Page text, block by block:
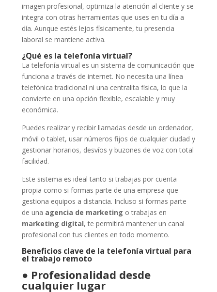
imagen profesional, optimiza la atención al cliente y se
integra con otras herramientas que uses en tu día a
día. Aunque estés lejos físicamente, tu presencia
laboral se mantiene activa.
¿Qué es la telefonía virtual?
La telefonía virtual es un sistema de comunicación que
funciona a través de internet. No necesita una línea
telefónica tradicional ni una centralita física, lo que la
convierte en una opción flexible, escalable y muy
económica.
Puedes realizar y recibir llamadas desde un ordenador,
móvil o tablet, usar números fijos de cualquier ciudad y
gestionar horarios, desvíos y buzones de voz con total
facilidad.
Este sistema es ideal tanto si trabajas por cuenta
propia como si formas parte de una empresa que
gestiona equipos a distancia. Incluso si formas parte
de una agencia de marketing o trabajas en
marketing digital, te permitirá mantener un canal
profesional con tus clientes en todo momento.
Beneficios clave de la telefonía virtual para
el trabajo remoto
● Profesionalidad desde
cualquier lugar